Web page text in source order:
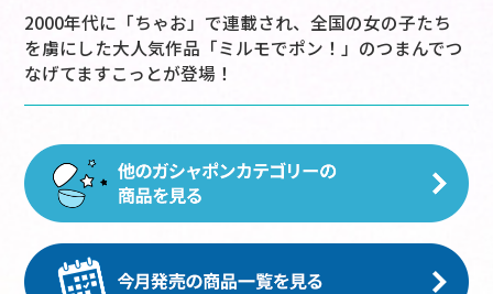
2000年代に「ちゃお」で連載され、全国の女の子たち
を虜にした大人気作品「ミルモでポン！」のつまんでつ
なげてますこっとが登場！